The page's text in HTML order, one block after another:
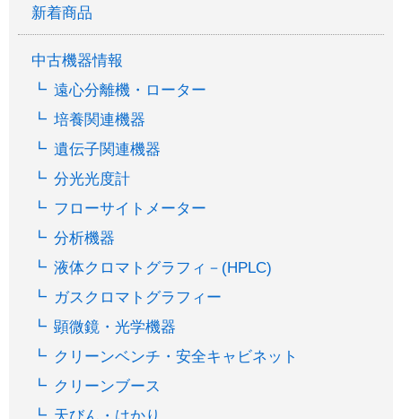
新着商品
中古機器情報
遠心分離機・ローター
培養関連機器
遺伝子関連機器
分光光度計
フローサイトメーター
分析機器
液体クロマトグラフィ－(HPLC)
ガスクロマトグラフィー
顕微鏡・光学機器
クリーンベンチ・安全キャビネット
クリーンブース